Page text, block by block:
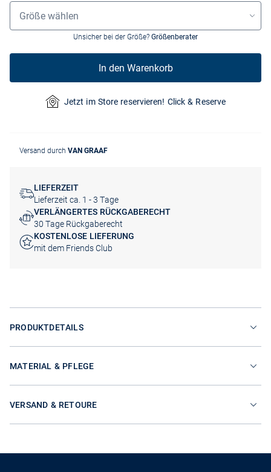
Grössenauswahl
Größe wählen
Unsicher bei der Größe? Größenberater
In den Warenkorb
Jetzt im Store reservieren! Click & Reserve
Versand durch VAN GRAAF
LIEFERZEIT
Lieferzeit ca. 1 - 3 Tage
VERLÄNGERTES RÜCKGABERECHT
30 Tage Rückgaberecht
KOSTENLOSE LIEFERUNG
mit dem Friends Club
PRODUKTDETAILS
MATERIAL & PFLEGE
VERSAND & RETOURE